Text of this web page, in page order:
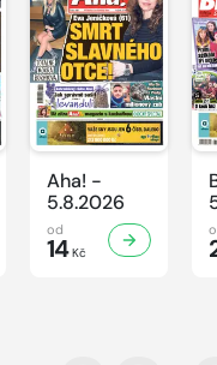
Aha! -
5.8.2026
od
14Kč